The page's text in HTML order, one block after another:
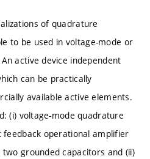
of quadrature
to be used in voltage-mode or
active device independent
can be practically
available active elements.
(i) voltage-mode quadrature
operational amplifier
grounded capacitors and (ii)